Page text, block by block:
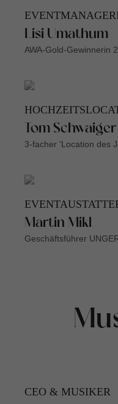
Lisi Umathum
AWA-Gold-Gewinnerin
Tom Schwaiger
3-facher 'Location des
Martin Mikl
Geschäftsführer
CEO & MUSIKER